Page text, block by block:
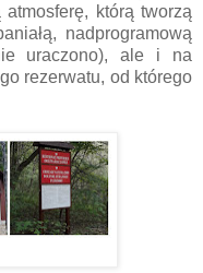
którą tworzą
nadprogramową
uraczono), ale i na
rezerwatu, od którego